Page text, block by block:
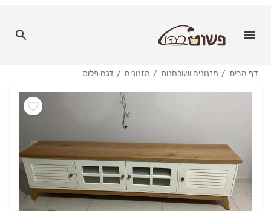
דף הבית מזנונים ושולחנות מזנונים דגם פלוס